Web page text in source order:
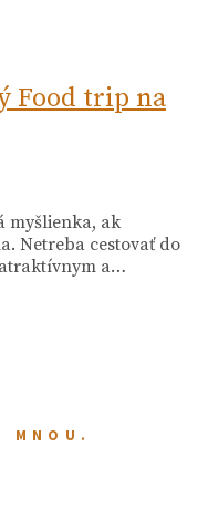
Food trip na
myšlienka, ak
Netreba cestovať do
a…
MNOU.